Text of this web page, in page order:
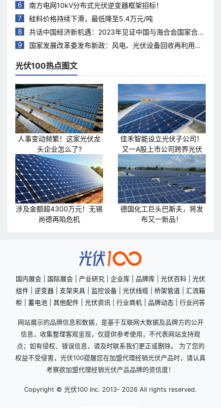
6
南方电网10kV分布式光伏逆变器框架招标！
7
硅料价格持续下滑，最低降至5.4万元/吨
8
共话中国经济新机遇：2023年见证中国与海合会国家合作
热度持续升温
9
国家发展改革委发布新政：风电、光伏设备回收再利用，
光伏100热点图文
人事变动频繁！这家光伏龙
头企业怎么了?
佳禾智能设立光伏子公司！
又一A股上市公司跨界光伏
涉及金额超4300万元！无锡
尚德再陷危机
德国化工巨头巴斯夫，将发
布又一新品！
国内展会 国际展会 产业研究 企业库 品牌库 光伏百科
光伏
组件
逆变器 支架夹具 监控设备 光伏线缆 桥架管道
汇流箱
柜
蓄电池 其他配件 光伏资讯 行业商机 品牌动态 行业问答
网站展示的品牌信息和数据，是基于互联网大数据及品牌方的公开
信息，收集整理客观呈现，仅提供参考使用，不代表网站支持观
点；如有侵权、错误信息，请及时联系我们更正或删除。 为了您的
权益不受侵害，光伏100提醒您在加盟代理经销光伏产品时，请认真
考察欲加盟代理经销光伏产品品牌的资信度！
Copyright © 光伏100 Inc. 2013- 2026 All rights reserved.